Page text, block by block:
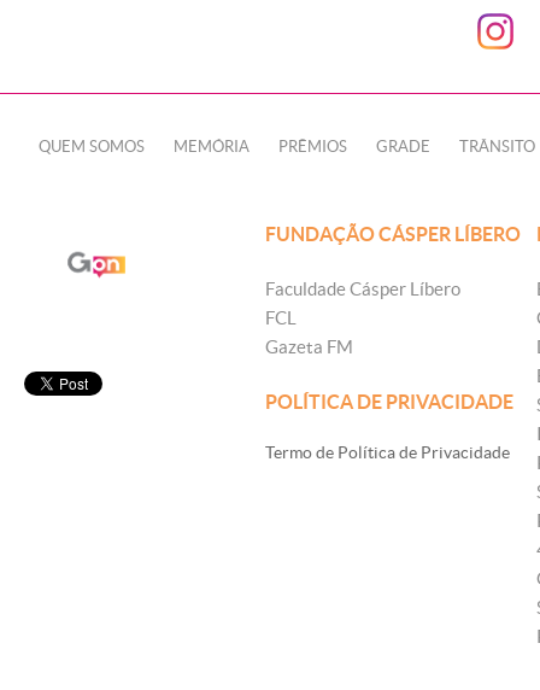
QUEM SOMOS MEMÓRIA PRÊMIOS GRADE TRÂNSITO
FUNDAÇÃO CÁSPER LÍBERO
Faculdade Cásper Líbero
FCL
Gazeta FM
POLÍTICA DE PRIVACIDADE
Termo de Política de Privacidade